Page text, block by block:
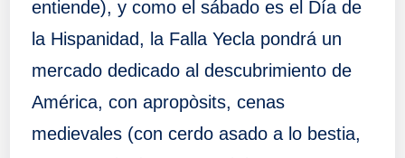
entiende), y como el sábado es el Día de
la Hispanidad, la Falla Yecla pondrá un
mercado dedicado al descubrimiento de
América, con apropòsits, cenas
medievales (con cerdo asado a lo bestia,